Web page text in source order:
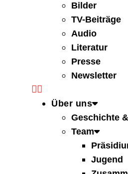
Bilder
TV-Beiträge
Audio
Literatur
Presse
Newsletter
Über uns
Geschichte
Team
Jugend